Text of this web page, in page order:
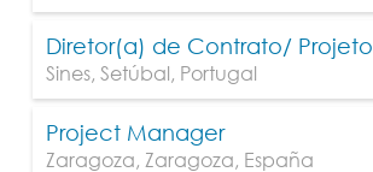
Diretor(a) de Contrato/ Projeto
Sines,Setúbal, Portugal
Project Manager
Zaragoza, Zaragoza, España